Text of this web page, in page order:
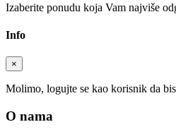
Izaberite ponudu koja Vam najviše
Info
×
Molimo, logujte se kao korisnik da
O nama